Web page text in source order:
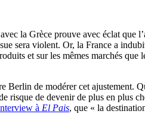
la Grèce prouve avec éclat que
sera violent. Or, la France a
et sur les mêmes marchés que
de modérer cet ajustement.
de devenir de plus en plus
à El Pais, que « la